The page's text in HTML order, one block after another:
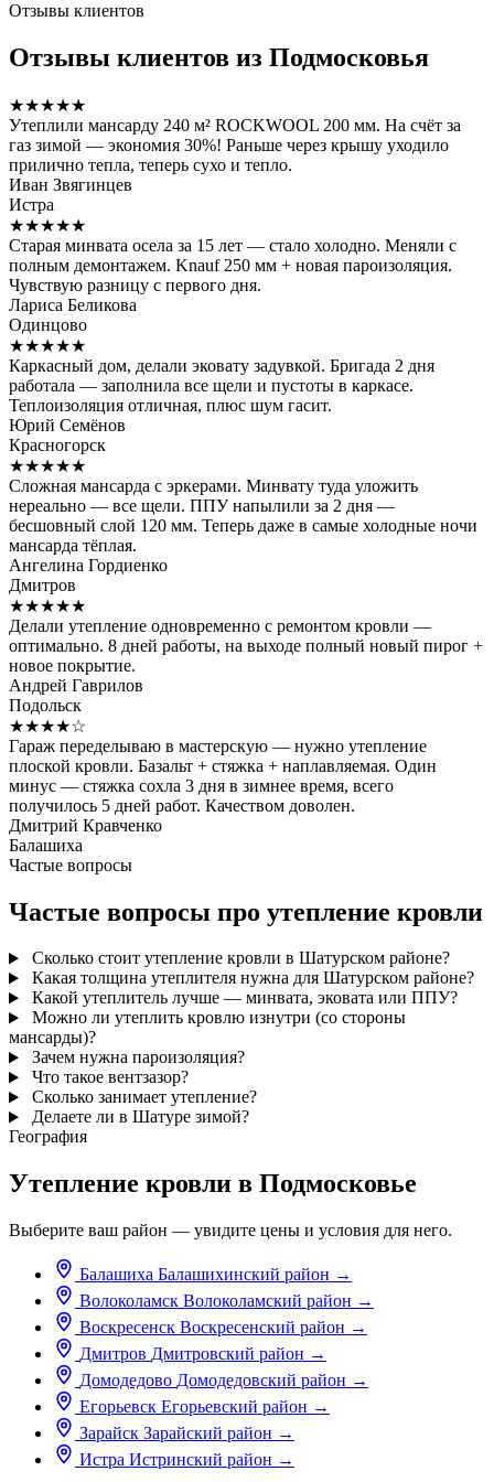
Отзывы клиентов
Отзывы клиентов из Подмосковья
★★★★★
Утеплили мансарду 240 м² ROCKWOOL 200 мм. На счёт за
газ зимой — экономия 30%! Раньше через крышу уходило
прилично тепла, теперь сухо и тепло.
Иван Звягинцев
Истра
★★★★★
Старая минвата осела за 15 лет — стало холодно. Меняли с
полным демонтажем. Knauf 250 мм + новая пароизоляция.
Чувствую разницу с первого дня.
Лариса Беликова
Одинцово
★★★★★
Каркасный дом, делали эковату задувкой. Бригада 2 дня
работала — заполнила все щели и пустоты в каркасе.
Теплоизоляция отличная, плюс шум гасит.
Юрий Семёнов
Красногорск
★★★★★
Сложная мансарда с эркерами. Минвату туда уложить
нереально — все щели. ППУ напылили за 2 дня —
бесшовный слой 120 мм. Теперь даже в самые холодные ночи
мансарда тёплая.
Ангелина Гордиенко
Дмитров
★★★★★
Делали утепление одновременно с ремонтом кровли —
оптимально. 8 дней работы, на выходе полный новый пирог +
новое покрытие.
Андрей Гаврилов
Подольск
★★★★☆
Гараж переделываю в мастерскую — нужно утепление
плоской кровли. Базальт + стяжка + наплавляемая. Один
минус — стяжка сохла 3 дня в зимнее время, всего
получилось 5 дней работ. Качеством доволен.
Дмитрий Кравченко
Балашиха
Частые вопросы
Частые вопросы про утепление кровли
Сколько стоит утепление кровли в Шатурском районе?
Какая толщина утеплителя нужна для Шатурском районе?
Какой утеплитель лучше — минвата, эковата или ППУ?
Можно ли утеплить кровлю изнутри (со стороны
мансарды)?
Зачем нужна пароизоляция?
Что такое вентзазор?
Сколько занимает утепление?
Делаете ли в Шатуре зимой?
География
Утепление кровли в Подмосковье
Выберите ваш район — увидите цены и условия для него.
Балашиха Балашихинский район →
Волоколамск Волоколамский район →
Воскресенск Воскресенский район →
Дмитров Дмитровский район →
Домодедово Домодедовский район →
Егорьевск Егорьевский район →
Зарайск Зарайский район →
Истра Истринский район →